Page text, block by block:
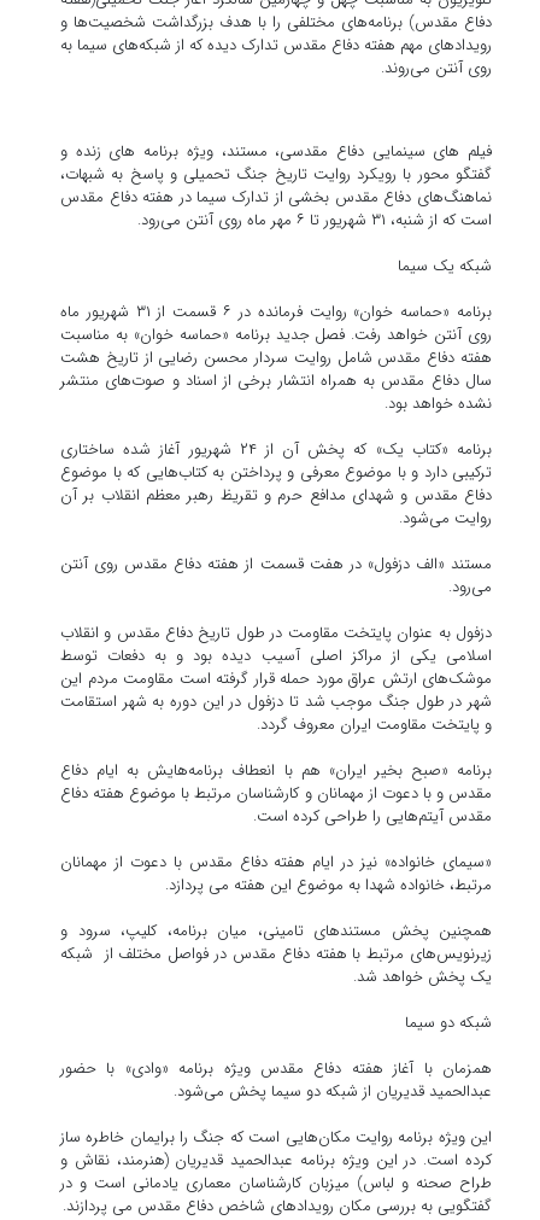
دفاع مقدس) برنامه‌های مختلفی را با هدف بزرگداشت شخصیت‌ها و
رویدادهای مهم هفته دفاع مقدس تدارک دیده که از شبکه‌های سیما به
روی آنتن می‌روند.
فیلم های سینمایی دفاع مقدسی، مستند، ویژه برنامه های زنده و
گفتگو محور با رویکرد روایت تاریخ جنگ تحمیلی و پاسخ به شبهات،
نماهنگ‌های دفاع مقدس بخشی از تدارک سیما در هفته دفاع مقدس
است که از شنبه، ۳۱ شهریور تا ۶ مهر ماه روی آنتن می‌رود.
شبکه یک سیما
برنامه «حماسه خوان» روایت فرمانده در ۶ قسمت از ۳۱ شهریور ماه
روی آنتن خواهد رفت. فصل جدید برنامه «حماسه خوان» به مناسبت
هفته دفاع مقدس شامل روایت سردار محسن رضایی از تاریخ هشت
سال دفاع مقدس به همراه انتشار برخی از اسناد و صوت‌های منتشر
نشده خواهد بود.
برنامه «کتاب یک» که پخش آن از ۲۴ شهریور آغاز شده ساختاری
ترکیبی دارد و با موضوع معرفی و پرداختن به کتاب‌هایی که با موضوع
دفاع مقدس و شهدای مدافع حرم و تقریظ رهبر معظم انقلاب بر آن
روایت می‌شود.
مستند «الف دزفول» در هفت قسمت از هفته دفاع مقدس روی آنتن
می‌رود.
دزفول به عنوان پایتخت مقاومت در طول تاریخ دفاع مقدس و انقلاب
اسلامی یکی از مراکز اصلی آسیب دیده بود و به دفعات توسط
موشک‌های ارتش عراق مورد حمله قرار گرفته است مقاومت مردم این
شهر در طول جنگ موجب شد تا دزفول در این دوره به شهر استقامت
و پایتخت مقاومت ایران معروف گردد.
برنامه «صبح بخیر ایران» هم با انعطاف برنامه‌هایش به ایام دفاع
مقدس و با دعوت از مهمانان و کارشناسان مرتبط با موضوع هفته دفاع
مقدس آیتم‌هایی را طراحی کرده است.
«سیمای خانواده» نیز در ایام هفته دفاع مقدس با دعوت از مهمانان
مرتبط، خانواده شهدا به موضوع این هفته می پردازد.
همچنین پخش مستندهای تامینی، میان برنامه، کلیپ، سرود و
زیرنویس‌های مرتبط با هفته دفاع مقدس در فواصل مختلف از شبکه
یک پخش خواهد شد.
شبکه دو سیما
همزمان با آغاز هفته دفاع مقدس ویژه برنامه «وادی» با حضور
عبدالحمید قدیریان از شبکه دو سیما پخش می‌شود.
این ویژه برنامه روایت مکان‌هایی است که جنگ را برایمان خاطره ساز
کرده است. در این ویژه برنامه عبدالحمید قدیریان (هنرمند، نقاش و
طراح صحنه و لباس) میزبان کارشناسان معماری یادمانی است و در
گفتگویی به بررسی مکان رویدادهای شاخص دفاع مقدس می پردازند.